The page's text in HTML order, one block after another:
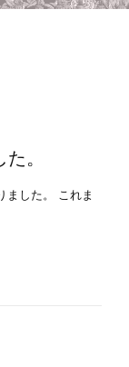
。
ました。 これま